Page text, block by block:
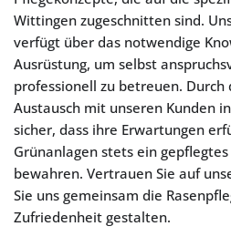
Wittingen zugeschnitten sind.
verfügt über das notwendige
Ausrüstung, um selbst
professionell zu betreuen.
Austausch mit unseren Kunden
sicher, dass ihre Erwartungen
Grünanlagen stets ein gepflegtes
bewahren. Vertrauen Sie auf
Sie uns gemeinsam die
Zufriedenheit gestalten.